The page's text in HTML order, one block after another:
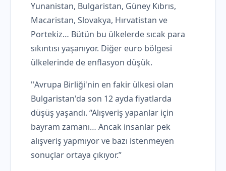
Yunanistan, Bulgaristan, Güney Kıbrıs,
Macaristan, Slovakya, Hırvatistan ve
Portekiz… Bütün bu ülkelerde sıcak para
sıkıntısı yaşanıyor. Diğer euro bölgesi
ülkelerinde de enflasyon düşük.
''Avrupa Birliği'nin en fakir ülkesi olan
Bulgaristan'da son 12 ayda fiyatlarda
düşüş yaşandı. “Alışveriş yapanlar için
bayram zamanı… Ancak insanlar pek
alışveriş yapmıyor ve bazı istenmeyen
sonuçlar ortaya çıkıyor.”